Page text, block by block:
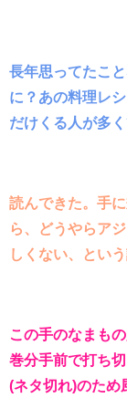
長年思ってたこ
に？あの料理レ
だけくる人が多
読んできた。手
ら、どうやらア
しくない、とい
この手のなまも
巻分手前で打ち
(ネタ切れ)のため